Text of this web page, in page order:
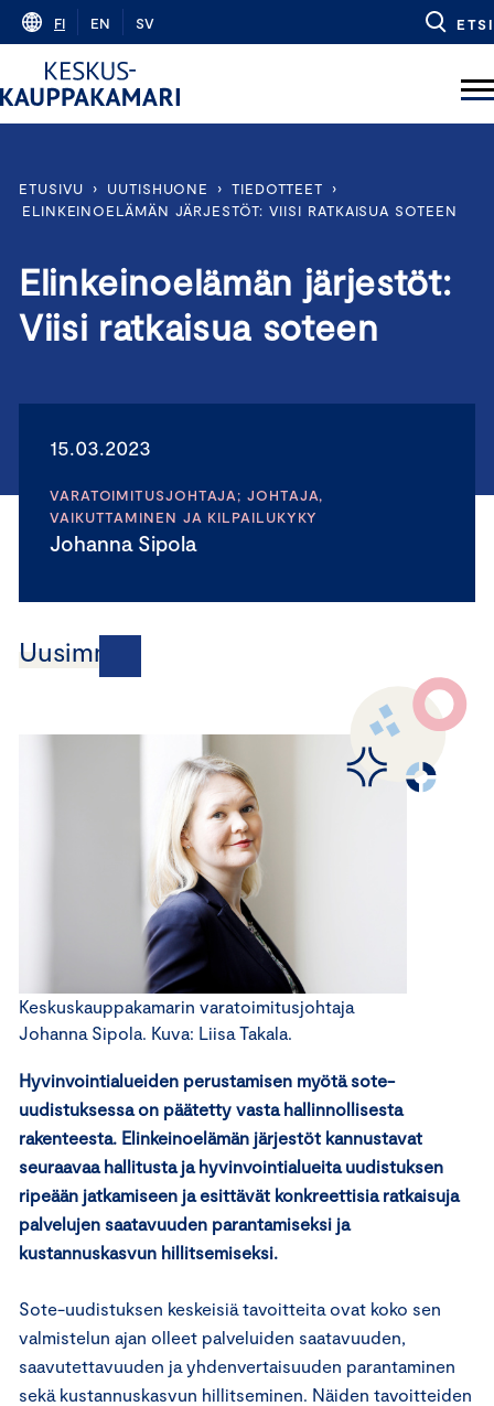
Skip
content
FI EN SV ETSI
ETUSIVU › UUTISHUONE › TIEDOTTEET
›
ELINKEINOELÄMÄN JÄRJESTÖT: VIISI RATKAISUA SOTEEN
Elinkeinoelämän järjestöt:
Viisi ratkaisua soteen
15.03.2023
VARATOIMITUSJOHTAJA; JOHTAJA,
VAIKUTTAMINEN JA KILPAILUKYKY
Johanna Sipola
Uusimmat
Keskuskauppakamarin varatoimitusjohtaja
Johanna Sipola. Kuva: Liisa Takala.
Hyvinvointialueiden perustamisen myötä sote-
uudistuksessa on päätetty vasta hallinnollisesta
rakenteesta. Elinkeinoelämän järjestöt kannustavat
seuraavaa hallitusta ja hyvinvointialueita uudistuksen
ripeään jatkamiseen ja esittävät konkreettisia ratkaisuja
palvelujen saatavuuden parantamiseksi ja
kustannuskasvun hillitsemiseksi.
Sote-uudistuksen keskeisiä tavoitteita ovat koko sen
valmistelun ajan olleet palveluiden saatavuuden,
saavutettavuuden ja yhdenvertaisuuden parantaminen
sekä kustannuskasvun hillitseminen. Näiden tavoitteiden